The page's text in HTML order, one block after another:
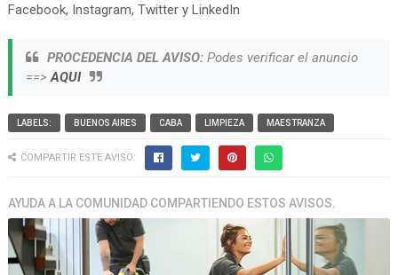
Facebook, Instagram, Twitter y LinkedIn
PROCEDENCIA DEL AVISO:Podes verificar el anuncio
==>AQUI
LABELS: BUENOS AIRES CABA LIMPIEZA MAESTRANZA
COMPARTIR ESTE AVISO:
AYUDA A LA COMUNIDAD COMPARTIENDO ESTOS AVISOS.